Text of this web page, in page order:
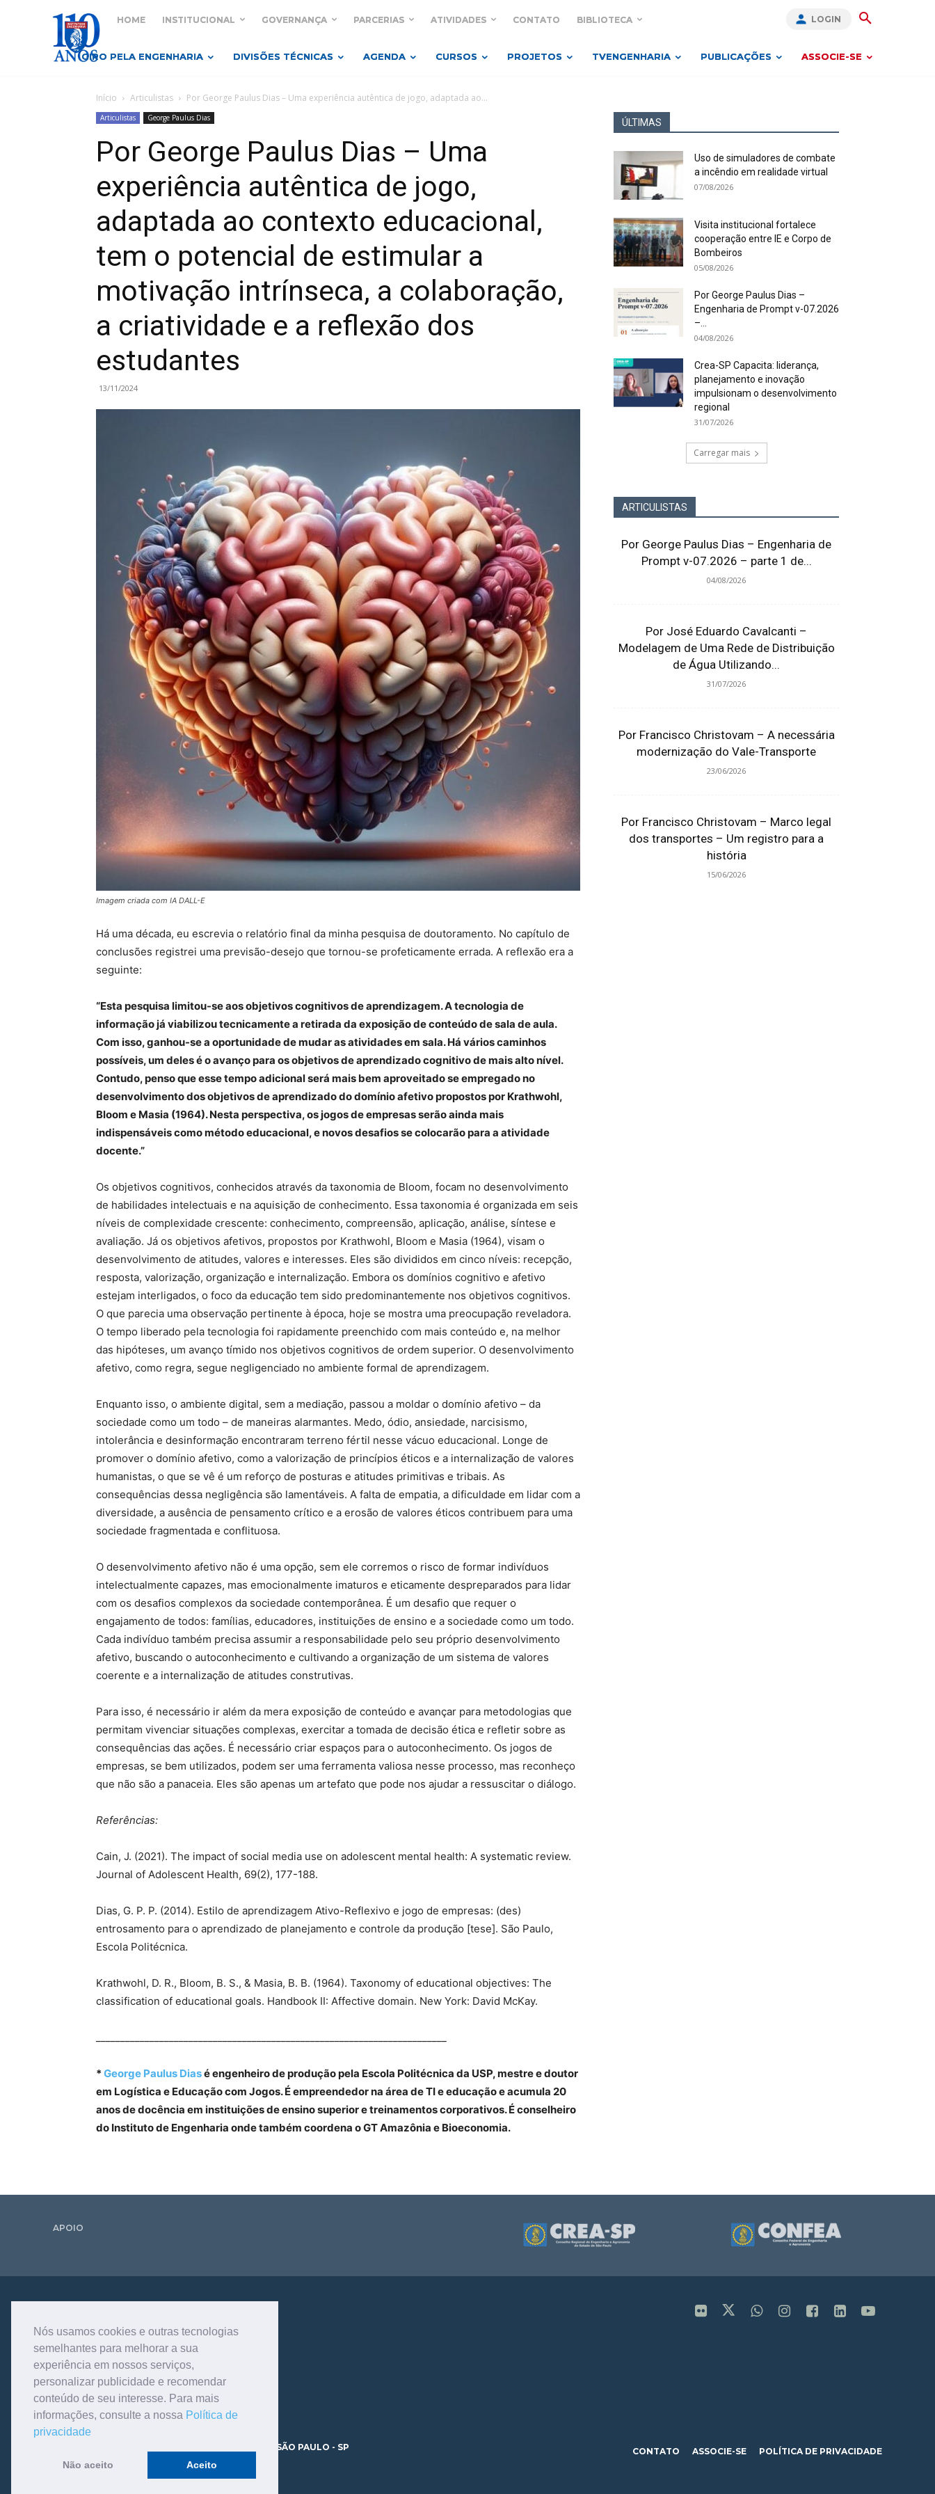
Nós usamos cookies e outras tecnologias
semelhantes para melhorar a sua
experiência em nossos serviços,
personalizar publicidade e recomendar
conteúdo de seu interesse. Para mais
informações, consulte a nossa Política de
privacidade
Não aceito Aceito
HOME INSTITUCIONAL GOVERNANÇA PARCERIAS ATIVIDADES CONTATO BIBLIOTECA LOGIN
GIRO PELA ENGENHARIA DIVISÕES TÉCNICAS AGENDA CURSOS PROJETOS TVENGENHARIA PUBLICAÇÕES ASSOCIE-SE
Início Articulistas Por George Paulus Dias – Uma experiência autêntica de jogo, adaptada ao...
Articulistas George Paulus Dias
Por George Paulus Dias – Uma
experiência autêntica de jogo,
adaptada ao contexto educacional,
tem o potencial de estimular a
motivação intrínseca, a colaboração,
a criatividade e a reflexão dos
estudantes
13/11/2024
Imagem criada com IA DALL-E
Há uma década, eu escrevia o relatório final da minha pesquisa de doutoramento. No capítulo de
conclusões registrei uma previsão-desejo que tornou-se profeticamente errada. A reflexão era a
seguinte:
“Esta pesquisa limitou-se aos objetivos cognitivos de aprendizagem. A tecnologia de
informação já viabilizou tecnicamente a retirada da exposição de conteúdo de sala de aula.
Com isso, ganhou-se a oportunidade de mudar as atividades em sala. Há vários caminhos
possíveis, um deles é o avanço para os objetivos de aprendizado cognitivo de mais alto nível.
Contudo, penso que esse tempo adicional será mais bem aproveitado se empregado no
desenvolvimento dos objetivos de aprendizado do domínio afetivo propostos por Krathwohl,
Bloom e Masia (1964). Nesta perspectiva, os jogos de empresas serão ainda mais
indispensáveis como método educacional, e novos desafios se colocarão para a atividade
docente.”
Os objetivos cognitivos, conhecidos através da taxonomia de Bloom, focam no desenvolvimento
de habilidades intelectuais e na aquisição de conhecimento. Essa taxonomia é organizada em seis
níveis de complexidade crescente: conhecimento, compreensão, aplicação, análise, síntese e
avaliação. Já os objetivos afetivos, propostos por Krathwohl, Bloom e Masia (1964), visam o
desenvolvimento de atitudes, valores e interesses. Eles são divididos em cinco níveis: recepção,
resposta, valorização, organização e internalização. Embora os domínios cognitivo e afetivo
estejam interligados, o foco da educação tem sido predominantemente nos objetivos cognitivos.
O que parecia uma observação pertinente à época, hoje se mostra uma preocupação reveladora.
O tempo liberado pela tecnologia foi rapidamente preenchido com mais conteúdo e, na melhor
das hipóteses, um avanço tímido nos objetivos cognitivos de ordem superior. O desenvolvimento
afetivo, como regra, segue negligenciado no ambiente formal de aprendizagem.
Enquanto isso, o ambiente digital, sem a mediação, passou a moldar o domínio afetivo – da
sociedade como um todo – de maneiras alarmantes. Medo, ódio, ansiedade, narcisismo,
intolerância e desinformação encontraram terreno fértil nesse vácuo educacional. Longe de
promover o domínio afetivo, como a valorização de princípios éticos e a internalização de valores
humanistas, o que se vê é um reforço de posturas e atitudes primitivas e tribais. As
consequências dessa negligência são lamentáveis. A falta de empatia, a dificuldade em lidar com a
diversidade, a ausência de pensamento crítico e a erosão de valores éticos contribuem para uma
sociedade fragmentada e conflituosa.
O desenvolvimento afetivo não é uma opção, sem ele corremos o risco de formar indivíduos
intelectualmente capazes, mas emocionalmente imaturos e eticamente despreparados para lidar
com os desafios complexos da sociedade contemporânea. É um desafio que requer o
engajamento de todos: famílias, educadores, instituições de ensino e a sociedade como um todo.
Cada indivíduo também precisa assumir a responsabilidade pelo seu próprio desenvolvimento
afetivo, buscando o autoconhecimento e cultivando a organização de um sistema de valores
coerente e a internalização de atitudes construtivas.
Para isso, é necessário ir além da mera exposição de conteúdo e avançar para metodologias que
permitam vivenciar situações complexas, exercitar a tomada de decisão ética e refletir sobre as
consequências das ações. É necessário criar espaços para o autoconhecimento. Os jogos de
empresas, se bem utilizados, podem ser uma ferramenta valiosa nesse processo, mas reconheço
que não são a panaceia. Eles são apenas um artefato que pode nos ajudar a ressuscitar o diálogo.
Referências:
Cain, J. (2021). The impact of social media use on adolescent mental health: A systematic review.
Journal of Adolescent Health, 69(2), 177-188.
Dias, G. P. P. (2014). Estilo de aprendizagem Ativo-Reflexivo e jogo de empresas: (des)
entrosamento para o aprendizado de planejamento e controle da produção [tese]. São Paulo,
Escola Politécnica.
Krathwohl, D. R., Bloom, B. S., & Masia, B. B. (1964). Taxonomy of educational objectives: The
classification of educational goals. Handbook II: Affective domain. New York: David McKay.
* George Paulus Diasé engenheiro de produção pela Escola Politécnica da USP, mestre e doutor
em Logística e Educação com Jogos. É empreendedor na área de TI e educação e acumula 20
anos de docência em instituições de ensino superior e treinamentos corporativos. É conselheiro
do Instituto de Engenharia onde também coordena o GT Amazônia e Bioeconomia.
ÚLTIMAS
Uso de simuladores de combate
a incêndio em realidade virtual
07/08/2026
Visita institucional fortalece
cooperação entre IE e Corpo de
Bombeiros
05/08/2026
Por George Paulus Dias –
Engenharia de Prompt v-07.2026
–...
04/08/2026
Crea-SP Capacita: liderança,
planejamento e inovação
impulsionam o desenvolvimento
regional
31/07/2026
Carregar mais
ARTICULISTAS
Por George Paulus Dias – Engenharia de
Prompt v-07.2026 – parte 1 de...
04/08/2026
Por José Eduardo Cavalcanti –
Modelagem de Uma Rede de Distribuição
de Água Utilizando...
31/07/2026
Por Francisco Christovam – A necessária
modernização do Vale-Transporte
23/06/2026
Por Francisco Christovam – Marco legal
dos transportes – Um registro para a
história
15/06/2026
APOIO
AV. DR. DANTE PAZZANESE, 120 - VILA MARIANA - SÃO PAULO - SP
CONTATO ASSOCIE-SE POLÍTICA DE PRIVACIDADE